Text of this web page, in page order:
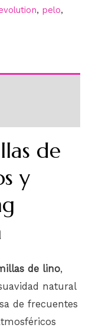
, pelo,
de
y
de lino,
natural
de frecuentes